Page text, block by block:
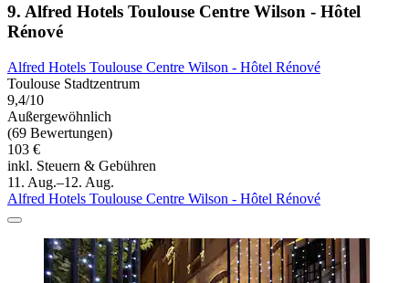
9. Alfred Hotels Toulouse Centre Wilson - Hôtel
Rénové
Alfred Hotels Toulouse Centre Wilson - Hôtel Rénové
Toulouse Stadtzentrum
9,4/10
Außergewöhnlich
(69 Bewertungen)
103 €
inkl. Steuern & Gebühren
11. Aug.–12. Aug.
Alfred Hotels Toulouse Centre Wilson - Hôtel Rénové